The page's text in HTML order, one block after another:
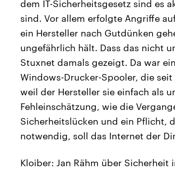
dem IT-Sicherheitsgesetz sind es
sind. Vor allem erfolgte Angriffe
ein Hersteller nach Gutdünken
ungefährlich hält. Dass das nicht
Stuxnet damals gezeigt. Da war
Windows-Drucker-Spooler, die
weil der Hersteller sie einfach als
Fehleinschätzung, wie die
Sicherheitslücken und ein Pflicht,
notwendig, soll das Internet der
Kloiber: Jan Rähm über Sicherheit